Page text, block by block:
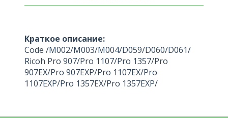
Краткое описание:
Code /M002/M003/M004/D059/D060/D061/
Ricoh Pro 907/Pro 1107/Pro 1357/Pro
907EX/Pro 907EXP/Pro 1107EX/Pro
1107EXP/Pro 1357EX/Pro 1357EXP/